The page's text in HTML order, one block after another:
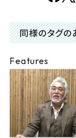
同様のタグの
Features